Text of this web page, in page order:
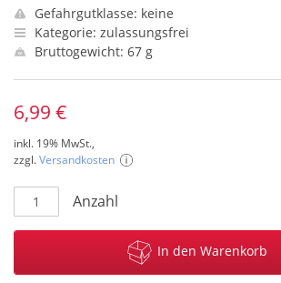
Gefahrgutklasse: keine
Kategorie: zulassungsfrei
Bruttogewicht: 67 g
6,99 €
inkl. 19% MwSt.,
zzgl.Versandkosten
Anzahl
In den Warenkorb